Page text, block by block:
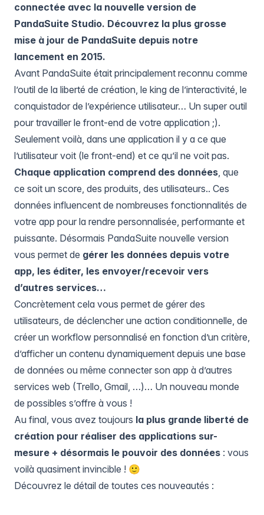
connectée avec la nouvelle version de
PandaSuite Studio. Découvrez la plus grosse
mise à jour de PandaSuite depuis notre
lancement en 2015.
Avant PandaSuite était principalement reconnu comme
l’outil de la liberté de création, le king de l’interactivité, le
conquistador de l’expérience utilisateur… Un super outil
pour travailler le front-end de votre application ;).
Seulement voilà, dans une application il y a ce que
l’utilisateur voit (le front-end) et ce qu’il ne voit pas.
Chaque application comprend des données , que
ce soit un score, des produits, des utilisateurs.. Ces
données influencent de nombreuses fonctionnalités de
votre app pour la rendre personnalisée, performante et
puissante. Désormais PandaSuite nouvelle version
vous permet de gérer les données depuis votre
app, les éditer, les envoyer/recevoir vers
d’autres services…
Concrètement cela vous permet de gérer des
utilisateurs, de déclencher une action conditionnelle, de
créer un workflow personnalisé en fonction d’un critère,
d’afficher un contenu dynamiquement depuis une base
de données ou même connecter son app à d’autres
services web (Trello, Gmail, …)… Un nouveau monde
de possibles s’offre à vous !
Au final, vous avez toujours la plus grande liberté de
création pour réaliser des applications sur-
mesure + désormais le pouvoir des données : vous
voilà quasiment invincible ! 🙂
Découvrez le détail de toutes ces nouveautés :